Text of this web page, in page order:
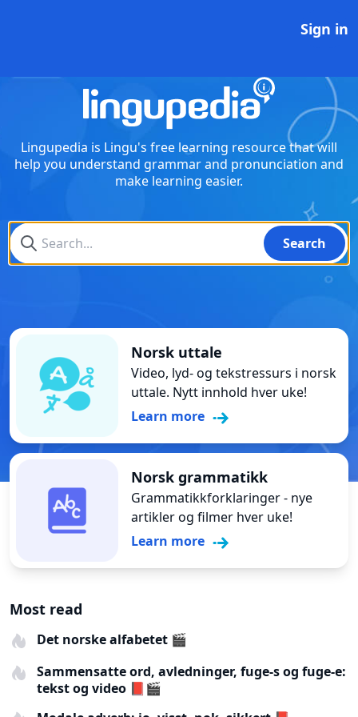
Sign in
Lingupedia
Lingupedia is Lingu's free learning resource that will
help you understand grammar and pronunciation and
make learning easier.
Search
Norsk uttale
Video, lyd- og tekstressurs i norsk
uttale. Nytt innhold hver uke!
Learn more
Norsk grammatikk
Grammatikkforklaringer - nye
artikler og filmer hver uke!
Learn more
Most read
Det norske alfabetet 🎬
Sammensatte ord, avledninger, fuge-s og fuge-e:
tekst og video 📕🎬